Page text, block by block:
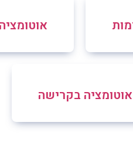
אוטומציה בקרישה